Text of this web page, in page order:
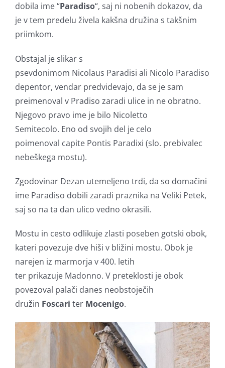
dobila ime “Paradiso“, saj ni nobenih dokazov, da
je v tem predelu živela kakšna družina s takšnim
priimkom.
Obstajal je slikar s
psevdonimom Nicolaus Paradisi ali Nicolo Paradiso
depentor, vendar predvidevajo, da se je sam
preimenoval v Pradiso zaradi ulice in ne obratno.
Njegovo pravo ime je bilo Nicoletto
Semitecolo. Eno od svojih del je celo
poimenoval capite Pontis Paradixi (slo. prebivalec
nebeškega mostu).
Zgodovinar Dezan utemeljeno trdi, da so domačini
ime Paradiso dobili zaradi praznika na Veliki Petek,
saj so na ta dan ulico vedno okrasili.
Mostu in cesto odlikuje zlasti poseben gotski obok,
kateri povezuje dve hiši v bližini mostu. Obok je
narejen iz marmorja v 400. letih
ter prikazuje Madonno. V preteklosti je obok
povezoval palači danes neobstoječih
družin Foscari ter Mocenigo.